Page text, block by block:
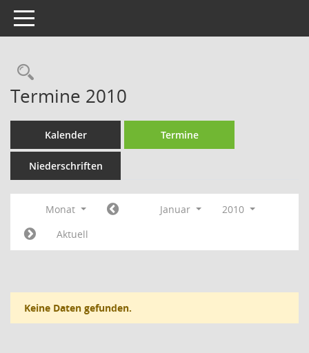
Toggle navigation
Rechercheauswahl
Termine 2010
Kalender Termine
Niederschriften
Monat Januar
2010
Aktuell
Keine Daten gefunden.